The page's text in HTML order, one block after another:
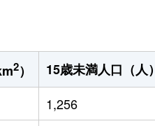
2） 15歳未満人口（人）
1,256